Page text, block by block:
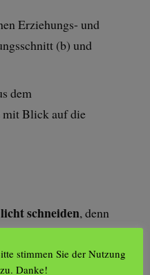
Erziehungs- und
(b) und
dem
mit Blick auf die
licht schneiden, denn
Stelle des Baums
schneller ab
stimmen Sie der Nutzung
Danke!